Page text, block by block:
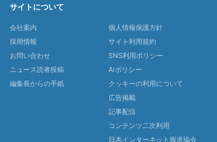
サイトについて
会社案内
採用情報
お問い合わせ
ニュース読者投稿
編集長からの手紙
個人情報保護方針
サイト利用規約
SNS利用ポリシー
AIポリシー
クッキーの利用について
広告掲載
記事配信
コンテンツ二次利用
日本インターネット報道協会